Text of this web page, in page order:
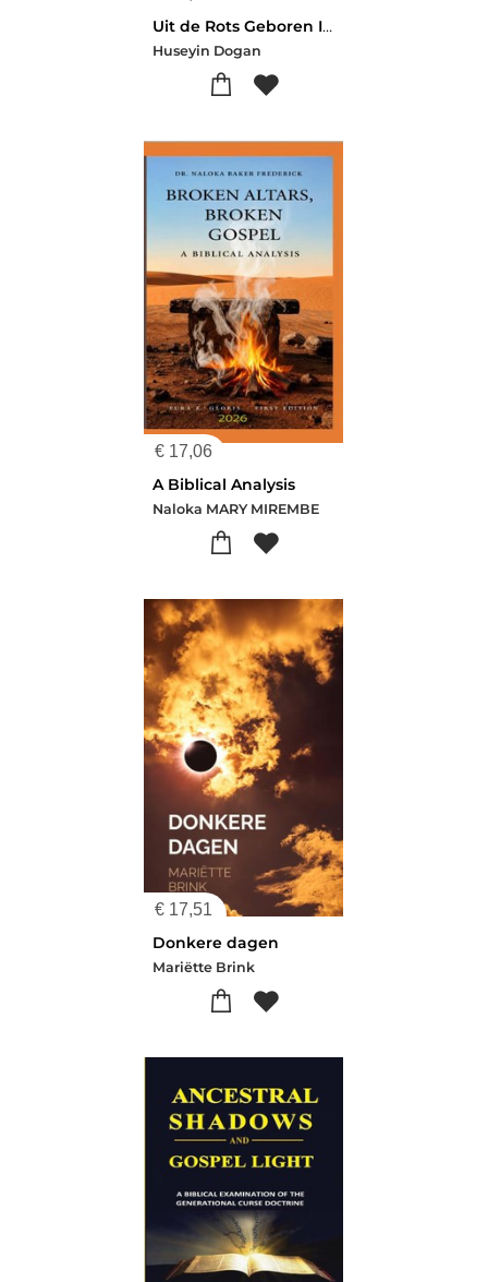
Uit de Rots Geboren Islam
Huseyin Dogan
€ 17,06
A Biblical Analysis
Naloka MARY MIREMBE
€ 17,51
Donkere dagen
Mariëtte Brink